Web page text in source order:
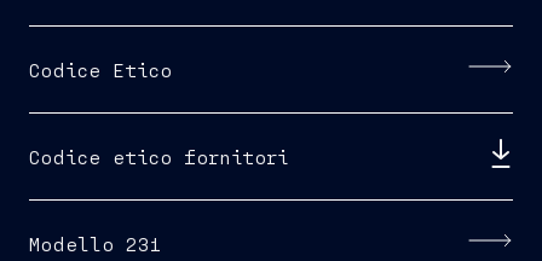
Codice Etico
Codice etico fornitori
Modello 231